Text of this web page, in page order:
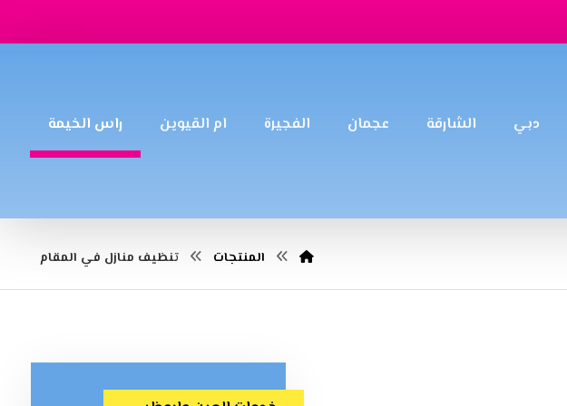
دبي الشارقة عجمان الفجيرة ام القيوين راس الخيمة
المنتجات تنظيف منازل في المقام